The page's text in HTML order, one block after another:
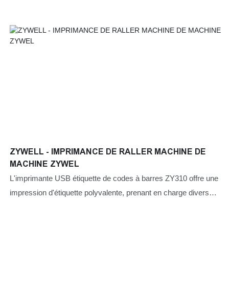
ZYWELL - IMPRIMANCE DE RALLER MACHINE DE
MACHINE ZYWEL
L'imprimante USB étiquette de codes à barres ZY310 offre une
impression d'étiquette polyvalente, prenant en charge divers